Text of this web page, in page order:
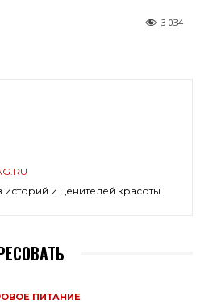
3 034
и ценителей красоты
ПИТАНИЕ